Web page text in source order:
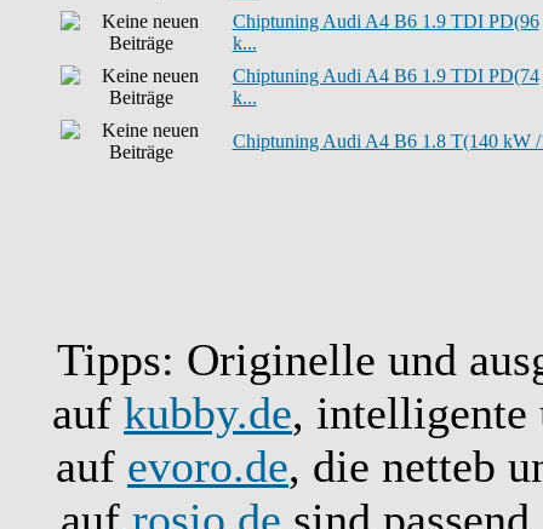
Chiptuning Audi A4 B6 1.9 TDI PD(96
k...
Chiptuning Audi A4 B6 1.9 TDI PD(74
k...
Chiptuning Audi A4 B6 1.8 T(140 kW /
Tipps: Originelle und
auf kubby.de, intelligente
auf evoro.de, die netteb